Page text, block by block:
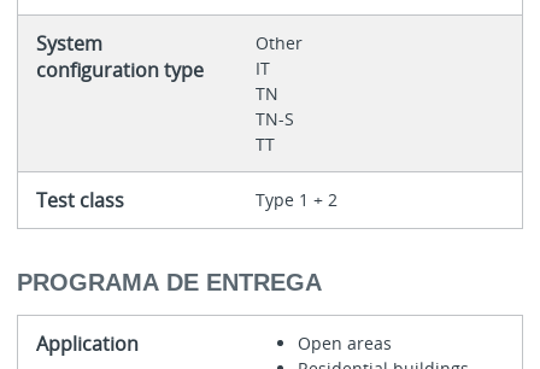
System
configuration type
Other
IT
TN
TN-S
TT
Test class Type 1 + 2
PROGRAMA DE ENTREGA
Application
Open areas